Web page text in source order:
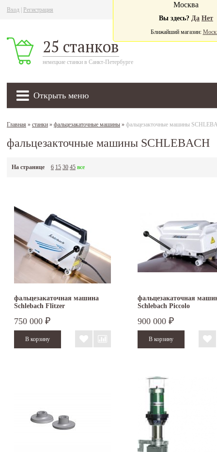
Вход Регистрация
25 станков
немецкие станки в Санкт-Петербурге
Открыть меню
Москва
Вы здесь? Да Нет
Ближайший магазин:
Главная » станки » фальцезакаточные машины » фальцезакточные машины
фальцезакточные машины SCHLEBACH
На странице 6 15 30 45 все
фальцезакаточная машина
Schlebach Flitzer
750 000 ₽
фальцезакаточная
Schlebach Piccolo
900 000 ₽